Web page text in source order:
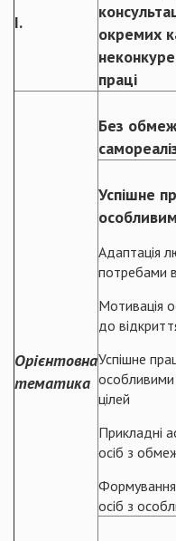
І.
окремих
праці
Орієнтовна
тематика
Без
Успішне
Адаптація
потребами
Мотивація
до
Успішне
цілей
Прикладні
осіб з
Формування
осіб з